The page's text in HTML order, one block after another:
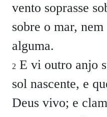
vento soprasse
sobre o mar,
alguma.
2 E vi outro anjo
sol nascente, e
Deus vivo; e